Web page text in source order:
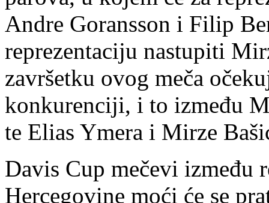
Andre Goransson i Filip
reprezentaciju nastupiti
završetku ovog meča
konkurenciji, i to između
te Elias Ymera i Mirze
Davis Cup mečevi između
Hercegovine moći će se